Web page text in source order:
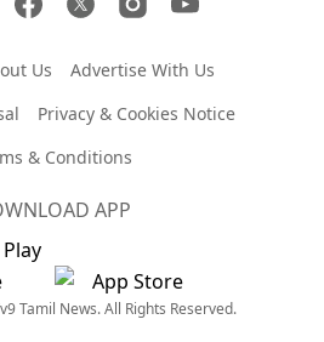
Us
Advertise With Us
Privacy & Cookies Notice
& Conditions
APP
Tamil News. All Rights Reserved.